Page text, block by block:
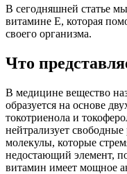
В сегодняшней статье
витамине Е, которая
своего организма.
Что
В медицине вещество
образуется на основе
токотриенола и
нейтрализует
молекулы, которые
недостающий элемент,
витамин имеет мощное